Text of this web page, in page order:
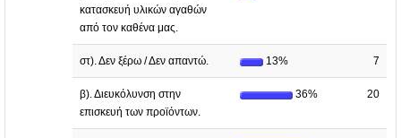
κατασκευή υλικών αγαθών
από τον καθένα μας.
στ). Δεν ξέρω / Δεν απαντώ. 13% 7
β). Διευκόλυνση στην
επισκευή των προϊόντων.
36% 20